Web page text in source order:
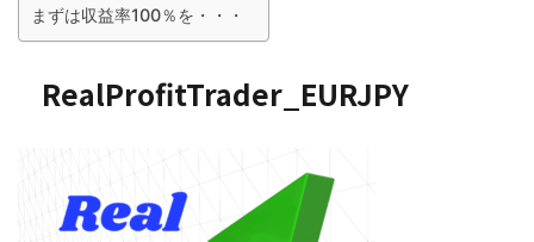
まずは収益率100％を・・・
RealProfitTrader_EURJPY